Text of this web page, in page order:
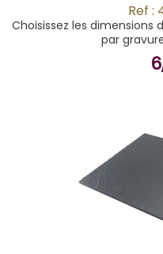
Ref :
Choisissez les dimensions
par